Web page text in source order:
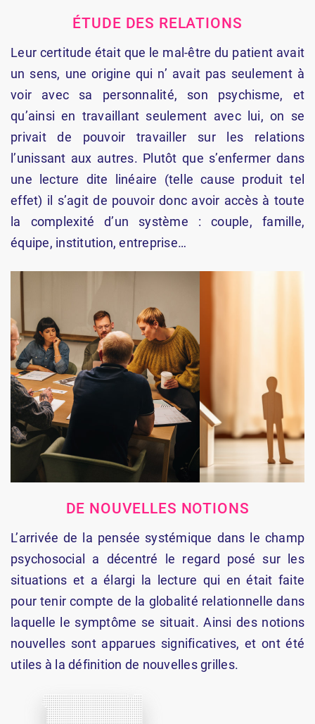
ÉTUDE DES RELATIONS
Leur certitude était que le mal-être du patient avait
un sens, une origine qui n’ avait pas seulement à
voir avec sa personnalité, son psychisme, et
qu’ainsi en travaillant seulement avec lui, on se
privait de pouvoir travailler sur les relations
l’unissant aux autres. Plutôt que s’enfermer dans
une lecture dite linéaire (telle cause produit tel
effet) il s’agit de pouvoir donc avoir accès à toute
la complexité d’un système : couple, famille,
équipe, institution, entreprise…
DE NOUVELLES NOTIONS
L’arrivée de la pensée systémique dans le champ
psychosocial a décentré le regard posé sur les
situations et a élargi la lecture qui en était faite
pour tenir compte de la globalité relationnelle dans
laquelle le symptôme se situait. Ainsi des notions
nouvelles sont apparues significatives, et ont été
utiles à la définition de nouvelles grilles.